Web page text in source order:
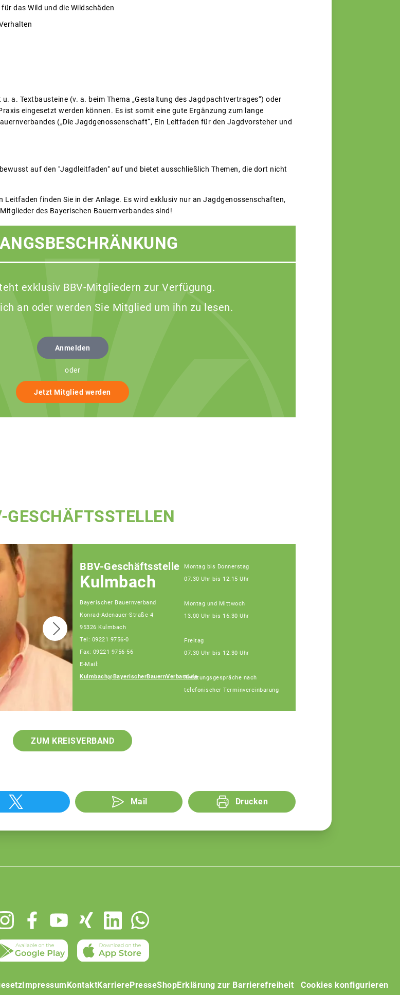
das Wild und die Wildschäden
a. Textbausteine (v. a. beim Thema „Gestaltung des Jagdpachtvertrages“) oder
eingesetzt werden können. Es ist somit eine gute Ergänzung zum lange
(„Die Jagdgenossenschaft“, Ein Leitfaden für den Jagdvorsteher und
auf den "Jagdleitfaden" auf und bietet ausschließlich Themen, die dort nicht
Leitfaden finden Sie in der Anlage. Es wird exklusiv nur an Jagdgenossenschaften,
des Bayerischen Bauernverbandes sind!
exklusiv BBV-Mitgliedern zur Verfügung.
an oder werden Sie Mitglied um ihn zu lesen.
Anmelden
oder
Jetzt Mitglied werden
GESCHÄFTSSTELLEN
BBV-Geschäftsstelle
Kulmbach
Bayerischer Bauernverband
Konrad-Adenauer-Straße 4
95326 Kulmbach
Tel: 09221 9756-0
Fax: 09221 9756-56
E-Mail:
Kulmbach@BayerischerBauernVerband.de
Montag bis Donnerstag
07.30 Uhr bis 12.15 Uhr
Montag und Mittwoch
13.00 Uhr bis 16.30 Uhr
Freitag
07.30 Uhr bis 12.30 Uhr
Beratungsgespräche nach
telefonischer Terminvereinbarung
ZUM KREISVERBAND
Mail Drucken
ImpressumKontaktKarrierePresseShopErklärung zur Barrierefreiheit Cookies konfigurieren